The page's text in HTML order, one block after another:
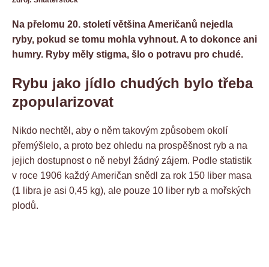
Na přelomu 20. století většina Američanů nejedla
ryby, pokud se tomu mohla vyhnout. A to dokonce ani
humry. Ryby měly stigma, šlo o potravu pro chudé.
Rybu jako jídlo chudých bylo třeba
zpopularizovat
Nikdo nechtěl, aby o něm takovým způsobem okolí
přemýšlelo, a proto bez ohledu na prospěšnost ryb a na
jejich dostupnost o ně nebyl žádný zájem. Podle statistik
v roce 1906 každý Američan snědl za rok 150 liber masa
(1 libra je asi 0,45 kg), ale pouze 10 liber ryb a mořských
plodů.